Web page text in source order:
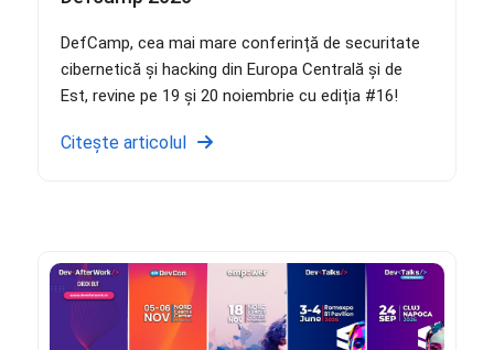
DefCamp, cea mai mare conferință de securitate
cibernetică și hacking din Europa Centrală și de
Est, revine pe 19 și 20 noiembrie cu ediția #16!
Citește articolul